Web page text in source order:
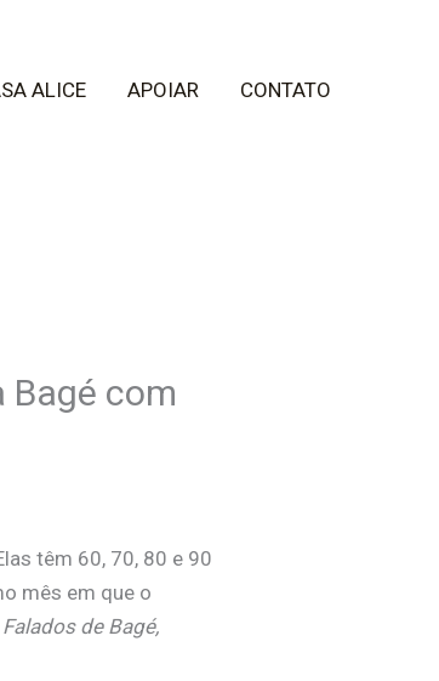
ALICE APOIAR CONTATO
Bagé com
têm 60, 70, 80 e 90
mês em que o
de Bagé,